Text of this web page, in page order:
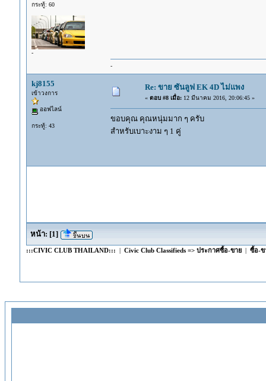
กระทู้: 60
-
-
kj8155
เข้าวงการ
ออฟไลน์
กระทู้: 43
Re: ขาย ซันลูฟ EK 4D ไม่แพง
« ตอบ #8 เมื่อ:12 มีนาคม 2016, 20:06:45 »
ขอบคุณ คุณหนุ่มมาก ๆ ครับ
สำหรับเบาะงาม ๆ 1 คู่
หน้า: [1]
:::CIVIC CLUB THAILAND::: | Civic Club Classifieds => ประกาศซื้อ-ขาย| ซื้อ-ข